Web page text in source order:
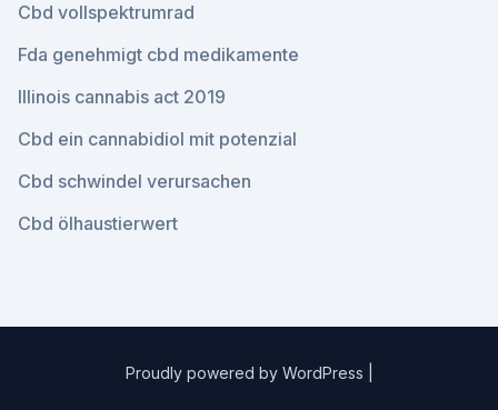
Cbd vollspektrumrad
Fda genehmigt cbd medikamente
Illinois cannabis act 2019
Cbd ein cannabidiol mit potenzial
Cbd schwindel verursachen
Cbd ölhaustierwert
Proudly powered by WordPress